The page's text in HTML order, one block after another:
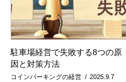
駐車場経営で失敗する8つの原
因と対策方法
2025.9.7
コインパーキングの経営